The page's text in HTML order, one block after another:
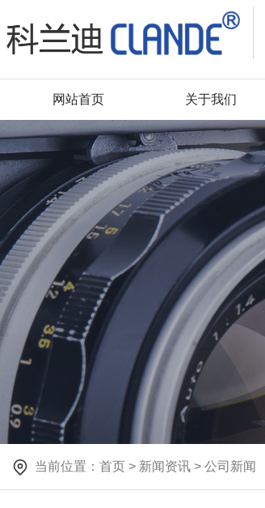
网站首页 关于我们
当前位置： 首页 > 新闻资讯 > 公司新闻